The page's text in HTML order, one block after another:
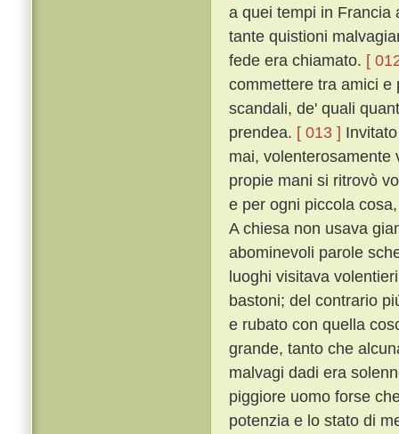
a quei tempi in Francia
tante quistioni
fede era chiamato. [
commettere tra amici e
scandali, de' quali
prendea. [ 013 ]
mai, volenterosamente
propie mani si ritrovò
e per ogni piccola
A chiesa non usava
abominevoli parole
luoghi visitava
bastoni; del contrario
e rubato con quella
grande, tanto che
malvagi dadi era
piggiore uomo forse
potenzia e lo stato di